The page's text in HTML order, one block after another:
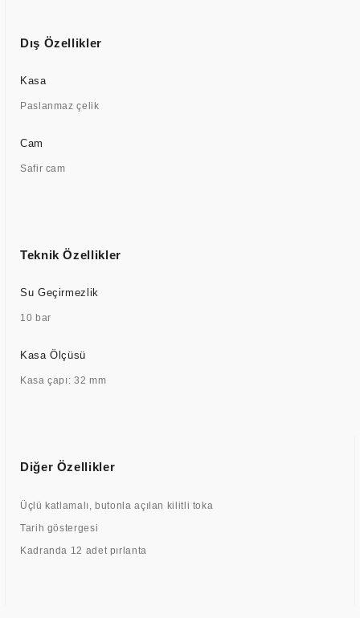
Dış Özellikler
Kasa
Paslanmaz çelik
Cam
Safir cam
Teknik Özellikler
Su Geçirmezlik
10 bar
Kasa Ölçüsü
Kasa çapı: 32 mm
Diğer Özellikler
Üçlü katlamalı, butonla açılan kilitli toka
Tarih göstergesi
Kadranda 12 adet pırlanta